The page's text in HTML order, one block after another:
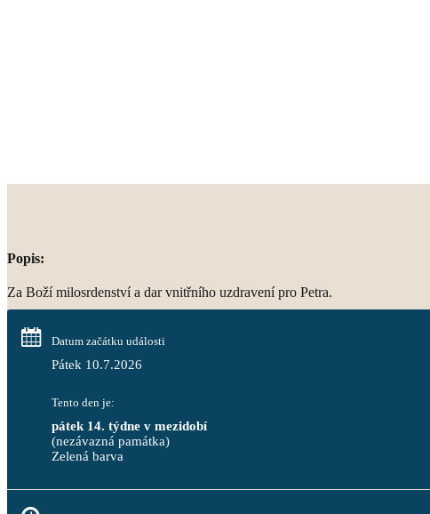
Popis:
Za Boží milosrdenství a dar vnitřního uzdravení pro Petra.
Datum začátku události
Pátek 10.7.2026
Tento den je:
pátek 14. týdne v mezidobí
(nezávazná památka)
Zelená barva